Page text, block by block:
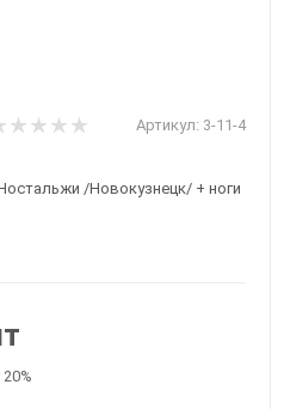
Артикул: 3-11-4
/Новокузнецк/ + ноги